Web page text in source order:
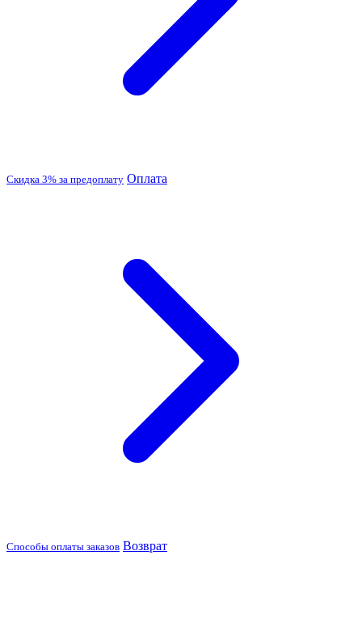
Скидка 3% за предоплату Оплата
Способы оплаты заказов Возврат